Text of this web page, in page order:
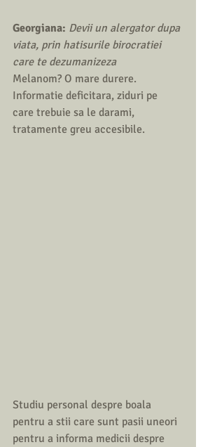
Georgiana: Devii un alergator dupa
viata, prin hatisurile birocratiei
care te dezumanizeza
Melanom? O mare durere.
Informatie deficitara, ziduri pe
care trebuie sa le darami,
tratamente greu accesibile.
Studiu personal despre boala
pentru a stii care sunt pasii uneori
pentru a informa medicii despre